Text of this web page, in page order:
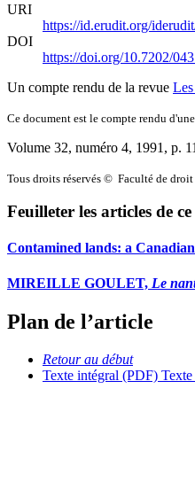
URI
https://id.erudit.org/
DOI
https://doi.org/10.7202/
Un compte rendu de la revue
Ce document est le compte rendu
Volume 32, numéro 4, 1991 , p.
Tous droits réservés © Faculté de
Feuilleter les articles de
Contamined lands: a
MIREILLE GOULET, Le
Plan de l’article
Retour au début
Texte intégral (PDF)